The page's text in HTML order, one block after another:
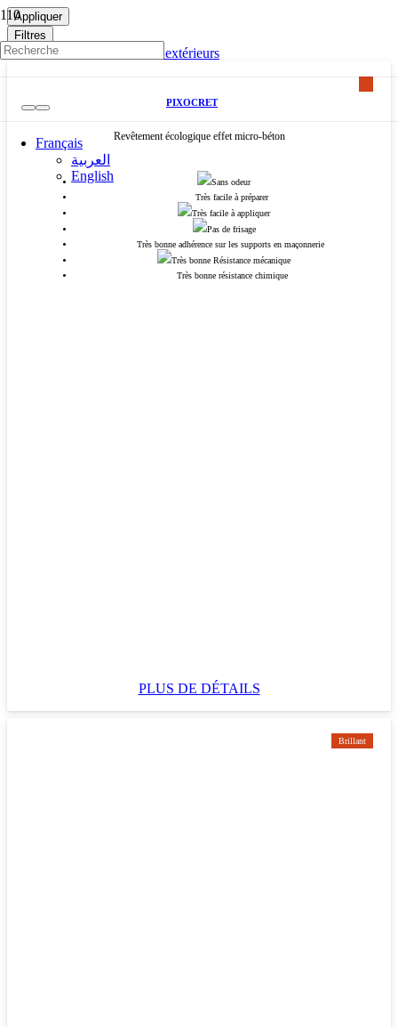
Français
العربية
English
Appliquer
Filtres
Découvrez nos revêtements extérieurs
PIXOCRET
Revêtement écologique effet micro-béton
Sans odeur
Très facile à préparer
Très facile à appliquer
Pas de frisage
Très bonne adhérence sur les supports en maçonnerie
Très bonne Résistance mécanique
Très bonne résistance chimique
PLUS DE DÉTAILS
Brillant